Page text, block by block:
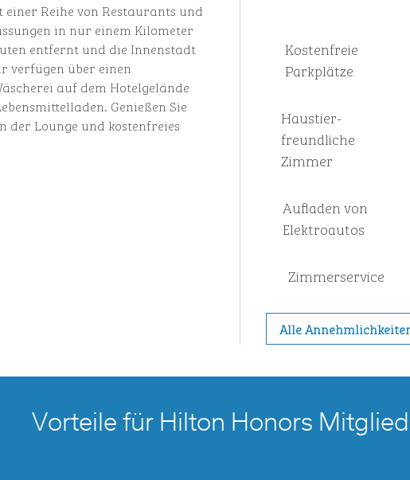
Reihe von Restaurants und
in nur einem Kilometer
entfernt und die Innenstadt
verfügen über einen
auf dem Hotelgelände
Genießen Sie
der Lounge und kostenfreies
Kostenfreie
Parkplätze
Haustier­
freundliche
Zimmer
Aufladen von
Elektroautos
Zimmer­service
Alle
Vorteile für Hilton Honors